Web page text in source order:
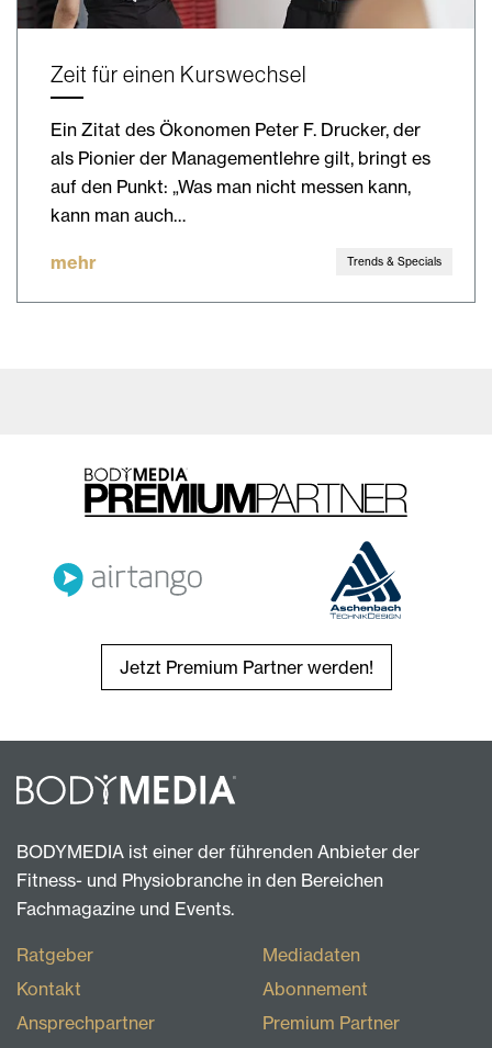
Zeit für einen Kurswechsel
Ein Zitat des Ökonomen Peter F. Drucker, der
als Pionier der Managementlehre gilt, bringt es
auf den Punkt: „Was man nicht messen kann,
kann man auch…
mehr Trends & Specials
Jetzt Premium Partner werden!
BODYMEDIA ist einer der führenden Anbieter der
Fitness- und Physiobranche in den Bereichen
Fachmagazine und Events.
Ratgeber
Kontakt
Ansprechpartner
Mediadaten
Abonnement
Premium Partner